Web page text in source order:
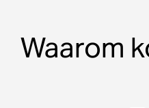
Waarom